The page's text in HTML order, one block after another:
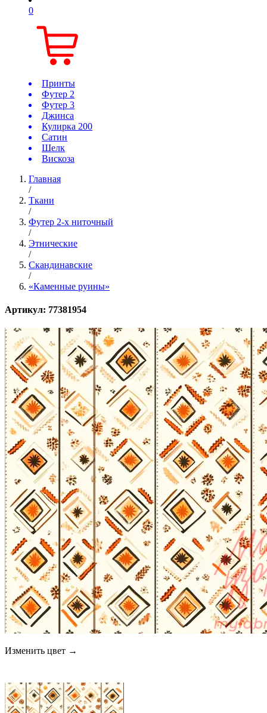
0
Принты
Футер 2
Футер 3
Джинса
Кулирка 200
Сатин
Шелк
Вискоза
Главная
/
Ткани
/
Футер 2-х ниточный
/
Этнические
/
Скандинавские
/
«Каменные руины»
Артикул: 77381954
Изменить цвет →